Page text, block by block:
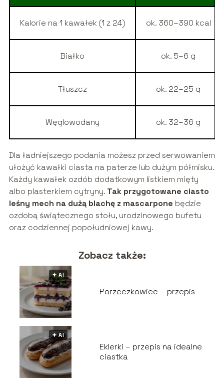
Kalorie na 1 kawałek (1 z 24) ok. 360–390 kcal
Białko ok. 5–6 g
Tłuszcz ok. 22–25 g
Węglowodany ok. 32–36 g
Dla ładniejszego podania możesz przed serwowaniem
ułożyć kawałki ciasta na paterze lub dużym półmisku.
Każdy kawałek ozdób dodatkowym listkiem mięty
albo plasterkiem cytryny. Tak przygotowane ciasto
leśny mech na dużą blachę z mascarpone będzie
ozdobą świątecznego stołu, urodzinowego bufetu
oraz codziennej popołudniowej kawy.
Zobacz także:
🟅 AI
Porzeczkowiec – przepis
🟅 AI
Eklerki – przepis na idealne
ciastka